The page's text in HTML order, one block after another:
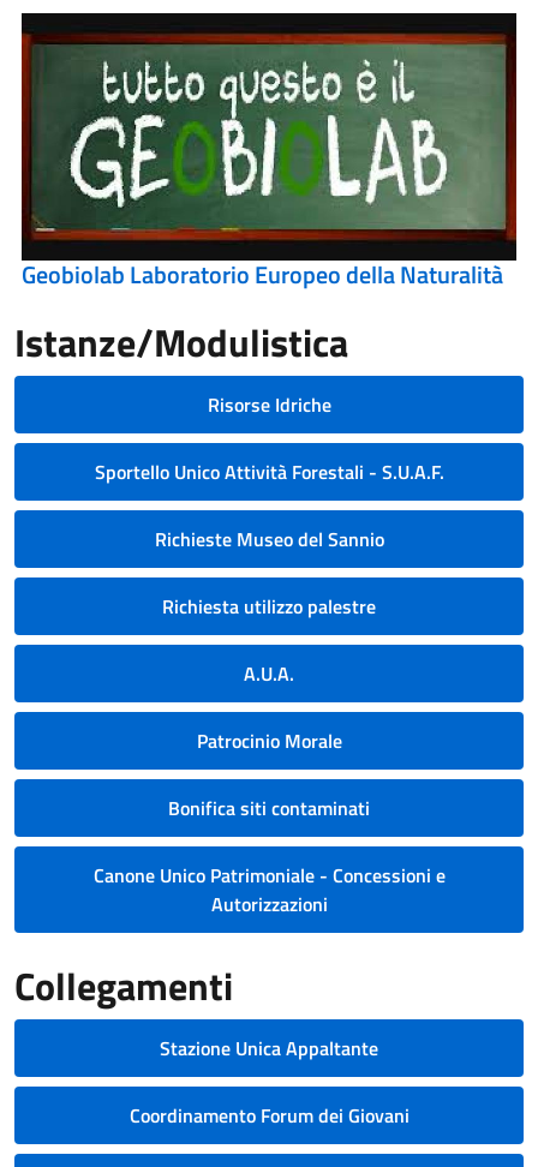
Geobiolab Laboratorio Europeo della Naturalità
Istanze/Modulistica
Risorse Idriche
Sportello Unico Attività Forestali - S.U.A.F.
Richieste Museo del Sannio
Richiesta utilizzo palestre
A.U.A.
Patrocinio Morale
Bonifica siti contaminati
Canone Unico Patrimoniale - Concessioni e
Autorizzazioni
Collegamenti
Stazione Unica Appaltante
Coordinamento Forum dei Giovani